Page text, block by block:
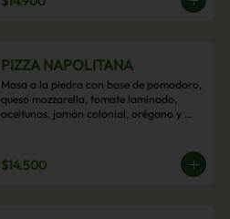
PIZZA NAPOLITANA
Masa a la piedra con base de pomodoro,
queso mozzarella, tomate laminado,
aceitunas, jamón colonial, orégano y
$14.500